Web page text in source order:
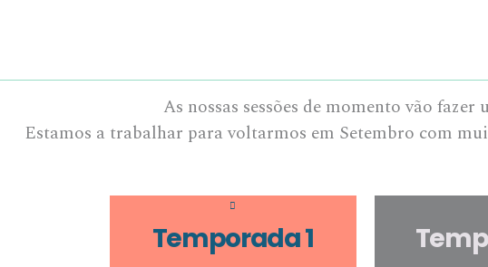
As nossas sessões de momento vão fazer
Estamos a trabalhar para voltarmos em Setembro com
Temporada 1